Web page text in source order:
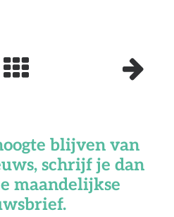
blijven van
schrijf je dan
maandelijkse